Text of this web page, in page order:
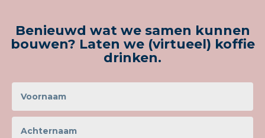
Benieuwd wat we samen kunnen
bouwen? Laten we (virtueel) koffie
drinken.